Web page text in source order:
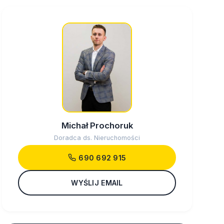
Michał Prochoruk
Doradca ds. Nieruchomości
690 692 915
WYŚLIJ EMAIL